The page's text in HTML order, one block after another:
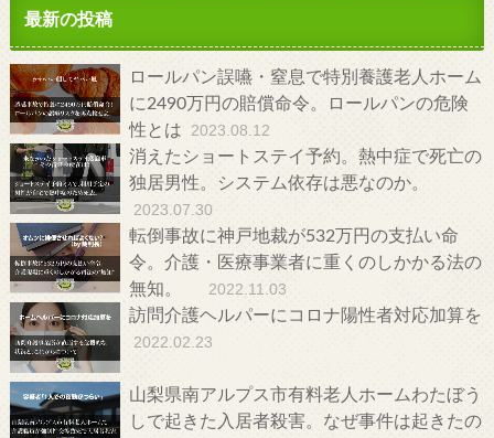
最新の投稿
ロールパン誤嚥・窒息で特別養護老人ホーム
に2490万円の賠償命令。ロールパンの危険
性とは
2023.08.12
消えたショートステイ予約。熱中症で死亡の
独居男性。システム依存は悪なのか。
2023.07.30
転倒事故に神戸地裁が532万円の支払い命
令。介護・医療事業者に重くのしかかる法の
無知。
2022.11.03
訪問介護ヘルパーにコロナ陽性者対応加算を
2022.02.23
山梨県南アルプス市有料老人ホームわたぼう
しで起きた入居者殺害。なぜ事件は起きたの